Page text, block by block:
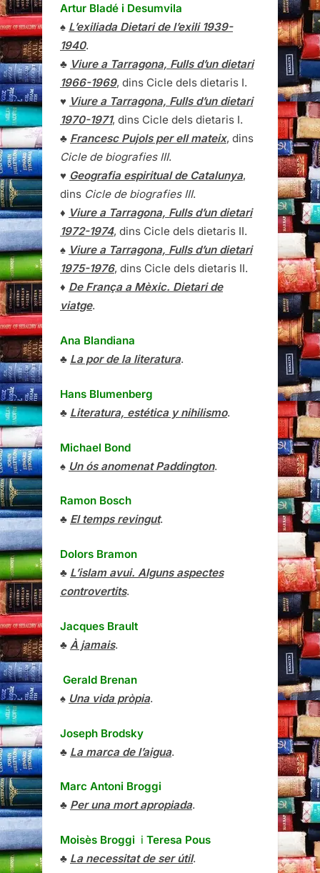
Artur Bladé i Desumvila
♠ L’exiliada Dietari de l’exili 1939-
1940.
♣ Viure a Tarragona, Fulls d’un dietari
1966-1969, dins Cicle dels dietaris I.
♥ Viure a Tarragona, Fulls d’un dietari
1970-1971, dins Cicle dels dietaris I.
♣ Francesc Pujols per ell mateix, dins
Cicle de biografies III.
♥ Geografia espiritual de Catalunya,
dins Cicle de biografies III.
♦ Viure a Tarragona, Fulls d’un dietari
1972-1974, dins Cicle dels dietaris II.
♠ Viure a Tarragona, Fulls d’un dietari
1975-1976, dins Cicle dels dietaris II.
♦ De França a Mèxic. Dietari de
viatge.
Ana Blandiana
♣ La por de la literatura.
Hans Blumenberg
♣ Literatura, estética y nihilismo.
Michael Bond
♠ Un ós anomenat Paddington.
Ramon Bosch
♣ El temps revingut.
Dolors Bramon
♣ L’islam avui. Alguns aspectes
controvertits.
Jacques Brault
♣ À jamais.
Gerald Brenan
♠ Una vida pròpia.
Joseph Brodsky
♣ La marca de l’aigua.
Marc Antoni Broggi
♣ Per una mort apropiada.
Moisès Broggi i Teresa Pous
♣ La necessitat de ser útil.